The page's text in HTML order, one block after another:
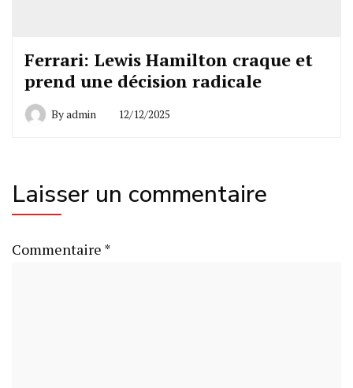
Ferrari: Lewis Hamilton craque et
prend une décision radicale
Byadmin 12/12/2025
Laisser un commentaire
Commentaire *